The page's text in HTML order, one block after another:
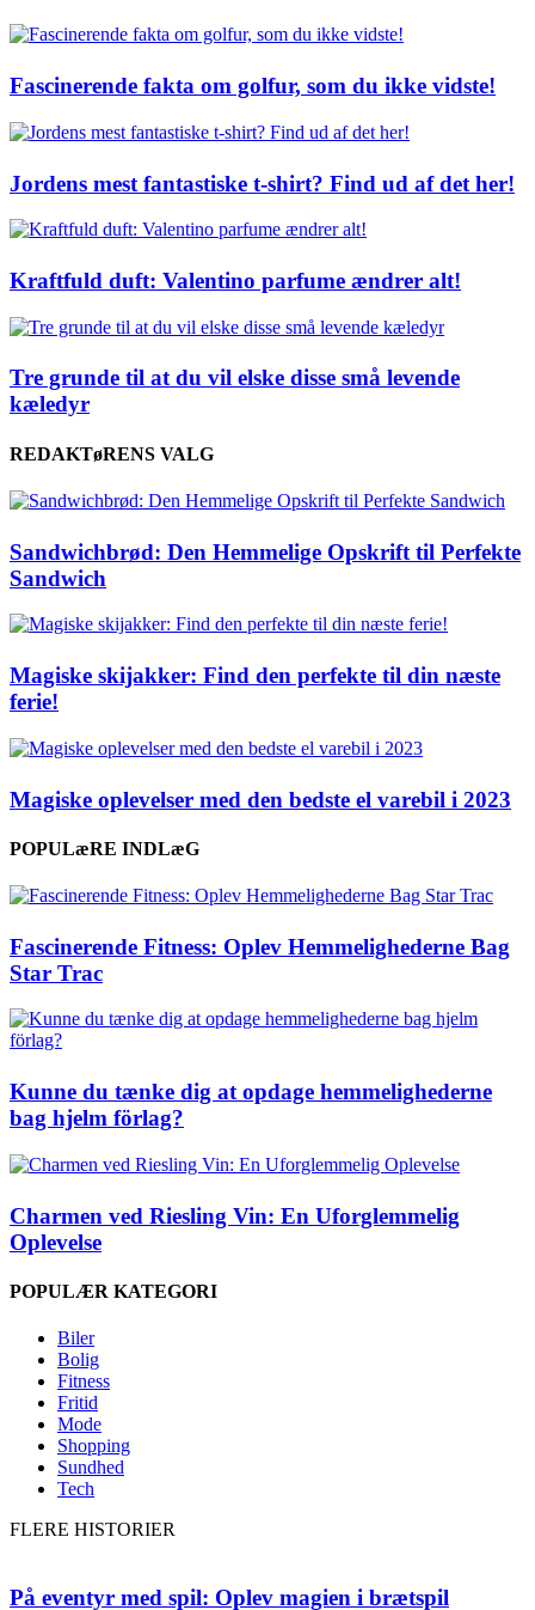
Fascinerende fakta om golfur, som du ikke vidste!
Jordens mest fantastiske t-shirt? Find ud af det her!
Kraftfuld duft: Valentino parfume ændrer alt!
Tre grunde til at du vil elske disse små levende
kæledyr
REDAKTøRENS VALG
Sandwichbrød: Den Hemmelige Opskrift til Perfekte
Sandwich
Magiske skijakker: Find den perfekte til din næste
ferie!
Magiske oplevelser med den bedste el varebil i 2023
POPULæRE INDLæG
Fascinerende Fitness: Oplev Hemmelighederne Bag
Star Trac
Kunne du tænke dig at opdage hemmelighederne
bag hjelm förlag?
Charmen ved Riesling Vin: En Uforglemmelig
Oplevelse
POPULÆR KATEGORI
Biler
Bolig
Fitness
Fritid
Mode
Shopping
Sundhed
Tech
FLERE HISTORIER
På eventyr med spil: Oplev magien i brætspil